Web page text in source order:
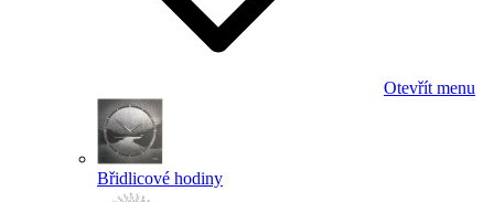
Otevřít menu
Břidlicové hodiny